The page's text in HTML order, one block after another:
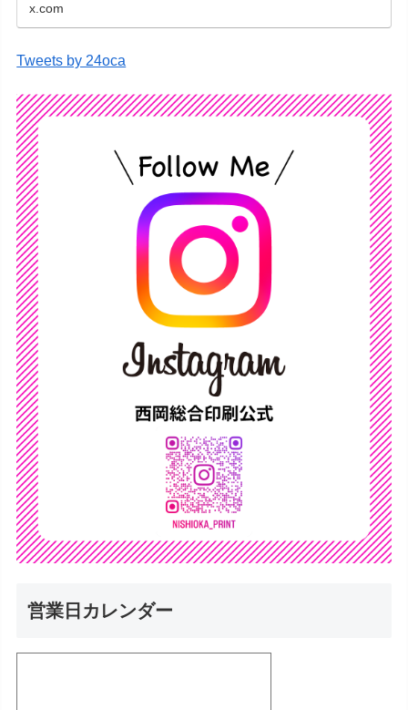
x.com
Tweets by 24oca
営業日カレンダー